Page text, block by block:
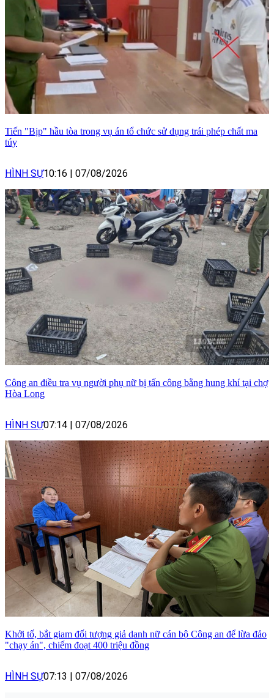
Tiến "Bịp" hầu tòa trong vụ án tổ chức sử dụng trái phép chất ma
túy
HÌNH SỰ10:16 | 07/08/2026
Công an điều tra vụ người phụ nữ bị tấn công bằng hung khí tại chợ
Hòa Long
HÌNH SỰ07:14 | 07/08/2026
Khởi tố, bắt giam đối tượng giả danh nữ cán bộ Công an để lừa đảo
"chạy án", chiếm đoạt 400 triệu đồng
HÌNH SỰ07:13 | 07/08/2026